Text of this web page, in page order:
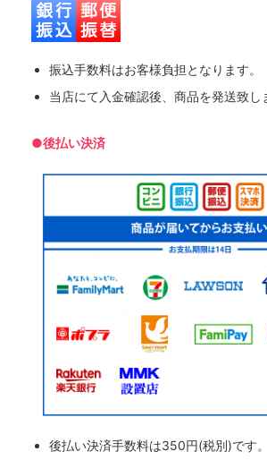
振込手数料はお客様負担となります。
当店にて入金確認後、商品を発送致し
●後払い決済
後払い決済手数料は350円(税別)です。